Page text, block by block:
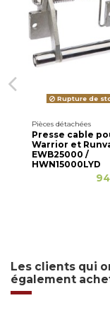
Rupture de
Pièces détachées
Presse cable
Warrior et
EWB25000 /
HWN15000LYD
Les clients qui
également